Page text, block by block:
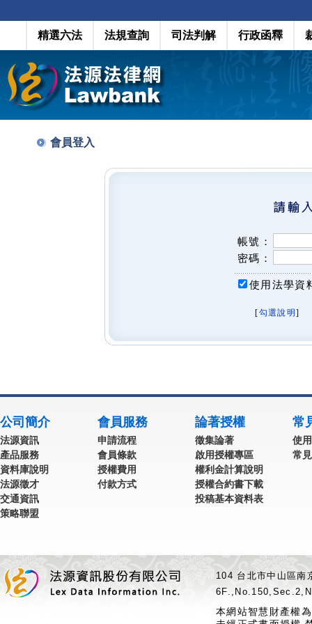
精選六法 法規查詢 司法判解 行政函釋
會員登入
帳號：
密碼：
使用法學資
[勾選說明 ]
公司簡介
法源資訊
產品服務
資料庫說明
法源徵才
交通資訊
策略聯盟
會員服務
申請流程
會員條款
授權費用
付款方式
論著授權
徵集論著
啟用授權專區
權利金計算說明
授權合約書下載
投稿基本資料表
常
使
常
104 台北市中山區
本網站智慧財產權